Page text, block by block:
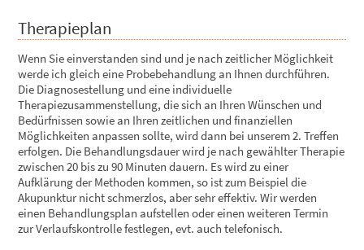
Therapieplan
Wenn Sie einverstanden sind und je nach zeitlicher Möglichkeit
werde ich gleich eine Probebehandlung an Ihnen durchführen.
Die Diagnosestellung und eine individuelle
Therapiezusammenstellung, die sich an Ihren Wünschen und
Bedürfnissen sowie an Ihren zeitlichen und finanziellen
Möglichkeiten anpassen sollte, wird dann bei unserem 2. Treffen
erfolgen. Die Behandlungsdauer wird je nach gewählter Therapie
zwischen 20 bis zu 90 Minuten dauern. Es wird zu einer
Aufklärung der Methoden kommen, so ist zum Beispiel die
Akupunktur nicht schmerzlos, aber sehr effektiv. Wir werden
einen Behandlungsplan aufstellen oder einen weiteren Termin
zur Verlaufskontrolle festlegen, evt. auch telefonisch.